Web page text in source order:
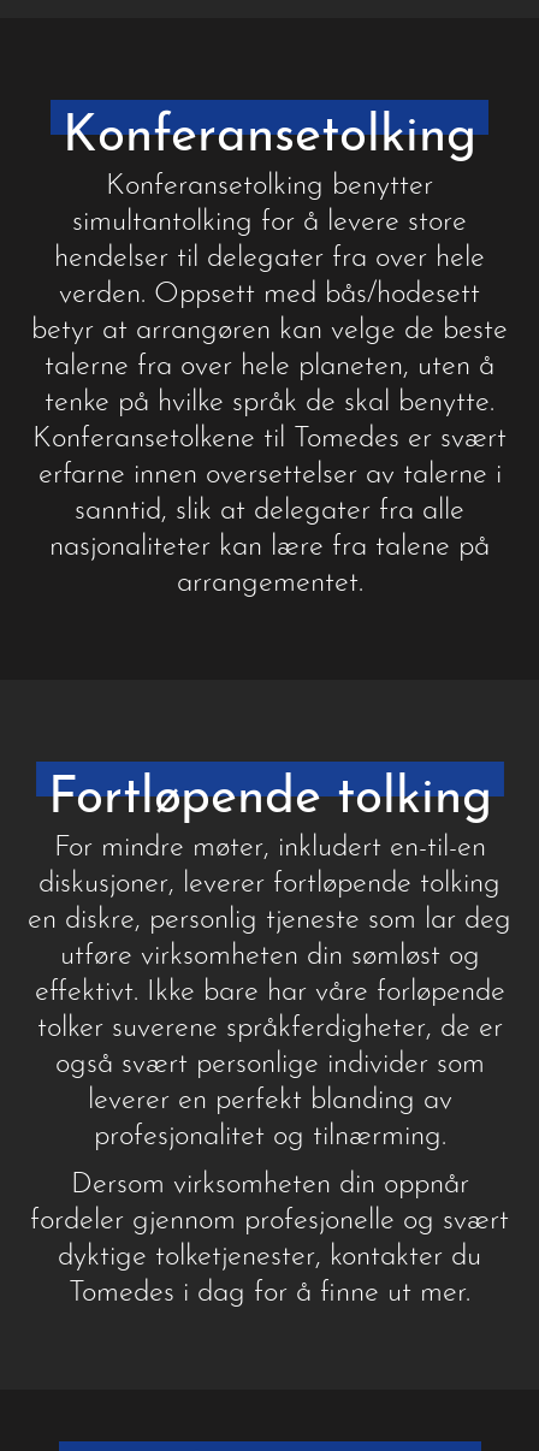
Konferansetolking
Konferansetolking benytter
simultantolking for å levere store
hendelser til delegater fra over hele
verden. Oppsett med bås/hodesett
betyr at arrangøren kan velge de beste
talerne fra over hele planeten, uten å
tenke på hvilke språk de skal benytte.
Konferansetolkene til Tomedes er svært
erfarne innen oversettelser av talerne i
sanntid, slik at delegater fra alle
nasjonaliteter kan lære fra talene på
arrangementet.
Fortløpende tolking
For mindre møter, inkludert en-til-en
diskusjoner, leverer fortløpende tolking
en diskre, personlig tjeneste som lar deg
utføre virksomheten din sømløst og
effektivt. Ikke bare har våre forløpende
tolker suverene språkferdigheter, de er
også svært personlige individer som
leverer en perfekt blanding av
profesjonalitet og tilnærming.
Dersom virksomheten din oppnår
fordeler gjennom profesjonelle og svært
dyktige tolketjenester, kontakter du
Tomedes i dag for å finne ut mer.